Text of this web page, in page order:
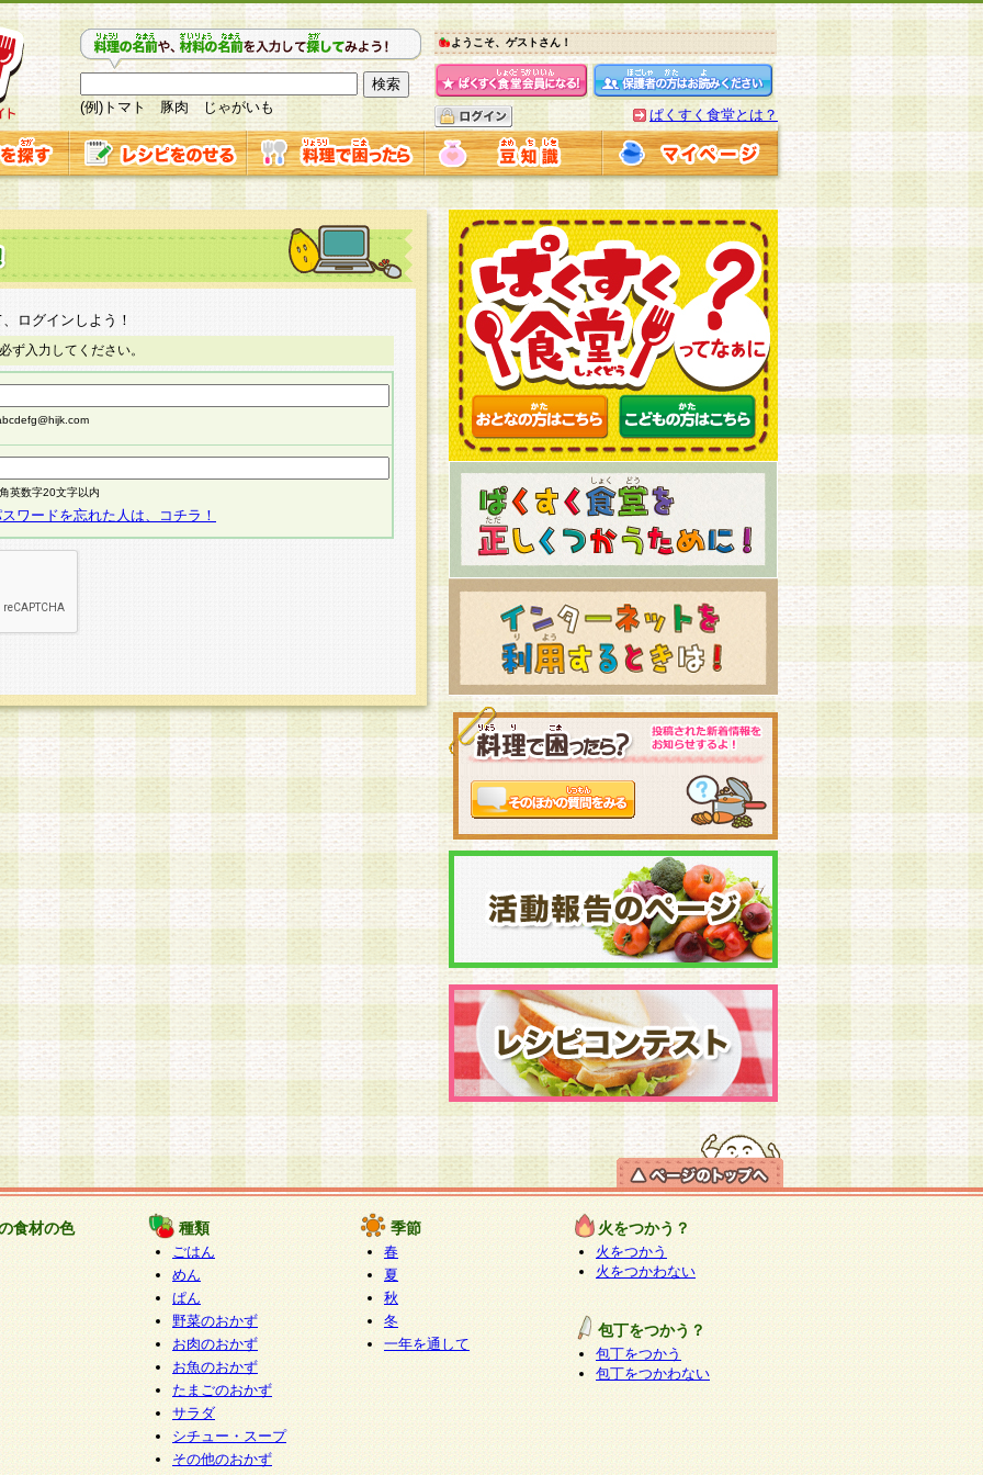
(例)トマト 豚肉 じゃがいも
ようこそ、ゲストさん！
ぱくすく食堂とは？
ログインしよう！
ず入力してください。
英数字20文字以内
ワードを忘れた人は、コチラ！
食材の色 種類
ごはん
めん
ぱん
野菜のおかず
お肉のおかず
お魚のおかず
たまごのおかず
サラダ
シチュー・スープ
その他のおかず
季節
春
夏
秋
冬
一年を通して
火をつかう？
火をつかう
火をつかわない
包丁をつかう？
包丁をつかう
包丁をつかわない